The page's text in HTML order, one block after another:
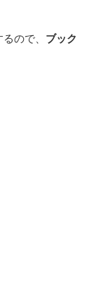
ので、 ブック